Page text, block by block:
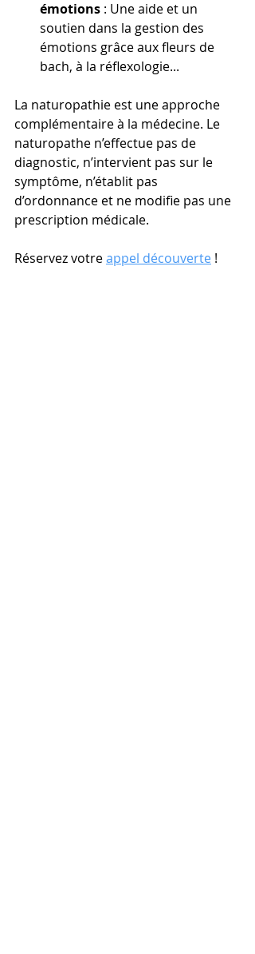
émotions : Une aide et un
soutien dans la gestion des
émotions grâce aux fleurs de
bach, à la réflexologie...
La naturopathie est une approche
complémentaire à la médecine. Le
naturopathe n’effectue pas de
diagnostic, n’intervient pas sur le
symptôme, n’établit pas
d’ordonnance et ne modifie pas une
prescription médicale.
Réservez votre appel découverte !